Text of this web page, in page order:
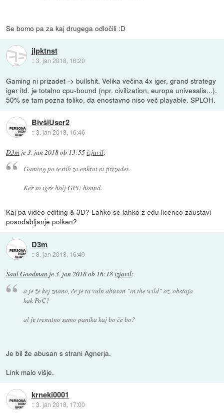
Se bomo pa za kaj drugega odločili :D
jlpktnst
::3. jan 2018, 16:20
Gaming ni prizadet -> bullshit. Velika večina 4x iger, grand strategy
iger itd. je totalno cpu-bound (npr. civilization, europa univesalis...).
50% se tam pozna toliko, da enostavno niso več playable. SPLOH.
BivšiUser2
::3. jan 2018, 16:46
D3m je3. jan 2018 ob 13:55izjavil:
Gaming po testih za enkrat ni prizadet.
Ker so igre bolj GPU bound.
Kaj pa video editing & 3D? Lahko se lahko z edu licenco zaustavi
posodabljanje polken?
D3m
::3. jan 2018, 16:49
Saul Goodman je3. jan 2018 ob 16:18izjavil:
a je že kej znano, če je ta vuln abusan "in the wild" oz. obstaja
kak PoC?
al je trenutno samo panika kaj bo če bo?
Je bil že abusan s strani Agnerja.
Link malo višje.
krneki0001
::3. jan 2018, 17:00